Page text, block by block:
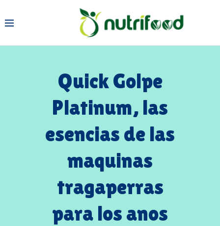
Quick Golpe
Platinum, las
esencias de las
maquinas
tragaperras
para los anos